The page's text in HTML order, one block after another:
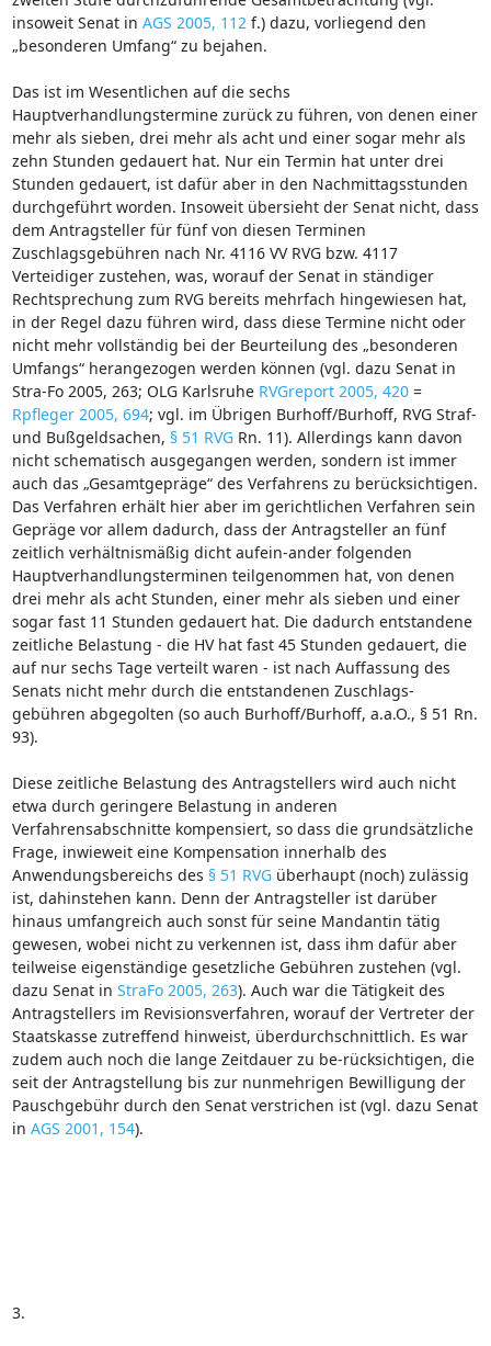
insoweit Senat in AGS 2005, 112 f.) dazu, vorliegend den
„besonderen Umfang“ zu bejahen.
Das ist im Wesentlichen auf die sechs
Hauptverhandlungstermine zurück zu führen, von denen einer
mehr als sieben, drei mehr als acht und einer sogar mehr als
zehn Stunden gedauert hat. Nur ein Termin hat unter drei
Stunden gedauert, ist dafür aber in den Nachmittagsstunden
durchgeführt worden. Insoweit übersieht der Senat nicht, dass
dem Antragsteller für fünf von diesen Terminen
Zuschlagsgebühren nach Nr. 4116 VV RVG bzw. 4117
Verteidiger zustehen, was, worauf der Senat in ständiger
Rechtsprechung zum RVG bereits mehrfach hingewiesen hat,
in der Regel dazu führen wird, dass diese Termine nicht oder
nicht mehr vollständig bei der Beurteilung des „besonderen
Umfangs“ herangezogen werden können (vgl. dazu Senat in
Stra-Fo 2005, 263; OLG Karlsruhe RVGreport 2005, 420=
Rpfleger 2005, 694; vgl. im Übrigen Burhoff/Burhoff, RVG Straf-
und Bußgeldsachen, § 51 RVGRn. 11). Allerdings kann davon
nicht schematisch ausgegangen werden, sondern ist immer
auch das „Gesamtgepräge“ des Verfahrens zu berücksichtigen.
Das Verfahren erhält hier aber im gerichtlichen Verfahren sein
Gepräge vor allem dadurch, dass der Antragsteller an fünf
zeitlich verhältnismäßig dicht aufein-ander folgenden
Hauptverhandlungsterminen teilgenommen hat, von denen
drei mehr als acht Stunden, einer mehr als sieben und einer
sogar fast 11 Stunden gedauert hat. Die dadurch entstandene
zeitliche Belastung - die HV hat fast 45 Stunden gedauert, die
auf nur sechs Tage verteilt waren - ist nach Auffassung des
Senats nicht mehr durch die entstandenen Zuschlags-
gebühren abgegolten (so auch Burhoff/Burhoff, a.a.O., § 51 Rn.
93).
Diese zeitliche Belastung des Antragstellers wird auch nicht
etwa durch geringere Belastung in anderen
Verfahrensabschnitte kompensiert, so dass die grundsätzliche
Frage, inwieweit eine Kompensation innerhalb des
Anwendungsbereichs des § 51 RVGüberhaupt (noch) zulässig
ist, dahinstehen kann. Denn der Antragsteller ist darüber
hinaus umfangreich auch sonst für seine Mandantin tätig
gewesen, wobei nicht zu verkennen ist, dass ihm dafür aber
teilweise eigenständige gesetzliche Gebühren zustehen (vgl.
dazu Senat in StraFo 2005, 263). Auch war die Tätigkeit des
Antragstellers im Revisionsverfahren, worauf der Vertreter der
Staatskasse zutreffend hinweist, überdurchschnittlich. Es war
zudem auch noch die lange Zeitdauer zu be-rücksichtigen, die
seit der Antragstellung bis zur nunmehrigen Bewilligung der
Pauschgebühr durch den Senat verstrichen ist (vgl. dazu Senat
in AGS 2001, 154).
3.